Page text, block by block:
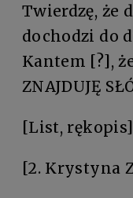
Twierdzę, że
dochodzi do
Kantem [?],
ZNAJDUJĘ
[List, rękopis]
[2. Krystyna